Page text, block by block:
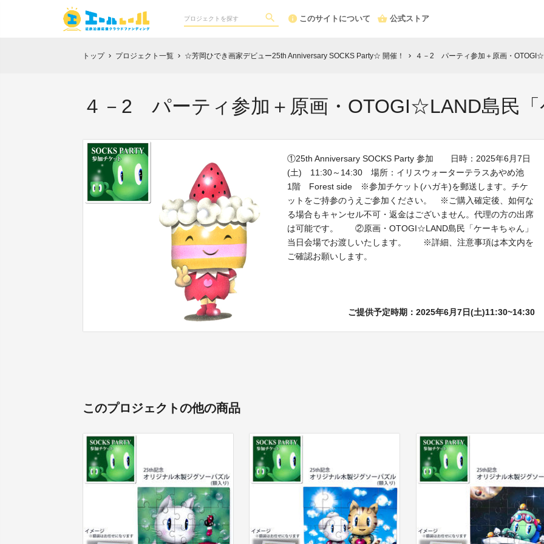
このサイトについて 公式ストア
トップ chevron_right プロジェクト一覧 chevron_right ☆芳岡ひでき画家デビュー25th Anniversary SOCKS Party☆ 開催！ chevron_right ４－2 パーティ参加＋原画・
４－2 パーティ参加＋原画・OTOGI☆LAND島民
①25th Anniversary SOCKS Party 参加 日時：2025年6月7日
(土) 11:30～14:30 場所：イリスウォーターテラスあやめ池
1階 Forest side ※参加チケット(ハガキ)を郵送します。チケ
ットをご持参のうえご参加ください。 ※ご購入確定後、如何な
る場合もキャンセル不可・返金はございません。代理の方の出席
は可能です。 ②原画・OTOGI☆LAND島民「ケーキちゃん」
当日会場でお渡しいたします。 ※詳細、注意事項は本文内を
ご確認お願いします。
ご提供予定時期：2025年6月7日(土)11:30~14:30
このプロジェクトの他の商品